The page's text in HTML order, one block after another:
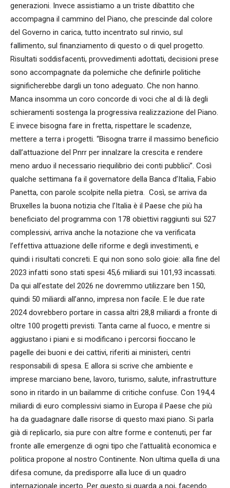
generazioni. Invece assistiamo a un triste dibattito che
accompagna il cammino del Piano, che prescinde dal colore
del Governo in carica, tutto incentrato sul rinvio, sul
fallimento, sul finanziamento di questo o di quel progetto.
Risultati soddisfacenti, provvedimenti adottati, decisioni prese
sono accompagnate da polemiche che definirle politiche
significherebbe dargli un tono adeguato. Che non hanno.
Manca insomma un coro concorde di voci che al di là degli
schieramenti sostenga la progressiva realizzazione del Piano.
E invece bisogna fare in fretta, rispettare le scadenze,
mettere a terra i progetti. “Bisogna trarre il massimo beneficio
dall’attuazione del Pnrr per innalzare la crescita e rendere
meno arduo il necessario riequilibrio dei conti pubblici”. Così
qualche settimana fa il governatore della Banca d’Italia, Fabio
Panetta, con parole scolpite nella pietra. Così, se arriva da
Bruxelles la buona notizia che l’Italia è il Paese che più ha
beneficiato del programma con 178 obiettivi raggiunti sui 527
complessivi, arriva anche la notazione che va verificata
l’effettiva attuazione delle riforme e degli investimenti, e
quindi i risultati concreti. E qui non sono solo gioie: alla fine del
2023 infatti sono stati spesi 45,6 miliardi sui 101,93 incassati.
Da qui all’estate del 2026 ne dovremmo utilizzare ben 150,
quindi 50 miliardi all’anno, impresa non facile. E le due rate
2024 dovrebbero portare in cassa altri 28,8 miliardi a fronte di
oltre 100 progetti previsti. Tanta carne al fuoco, e mentre si
aggiustano i piani e si modificano i percorsi fioccano le
pagelle dei buoni e dei cattivi, riferiti ai ministeri, centri
responsabili di spesa. E allora si scrive che ambiente e
imprese marciano bene, lavoro, turismo, salute, infrastrutture
sono in ritardo in un bailamme di critiche confuse. Con 194,4
miliardi di euro complessivi siamo in Europa il Paese che più
ha da guadagnare dalle risorse di questo maxi piano. Si parla
già di replicarlo, sia pure con altre forme e contenuti, per far
fronte alle emergenze di ogni tipo che l’attualità economica e
politica propone al nostro Continente. Non ultima quella di una
difesa comune, da predisporre alla luce di un quadro
internazionale incerto. Per questo si guarda a noi, facendo